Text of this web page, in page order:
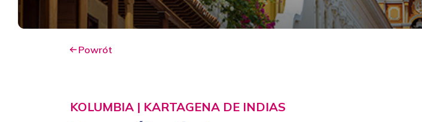
Powrót
KOLUMBIA | KARTAGENA DE INDIAS